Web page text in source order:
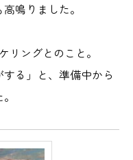
鳴りました。
リングとのこと。
する」と、準備中から